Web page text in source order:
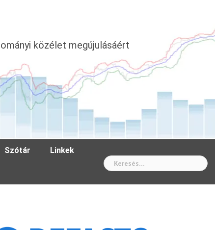
közélet megújulásáért
Szótár Linkek